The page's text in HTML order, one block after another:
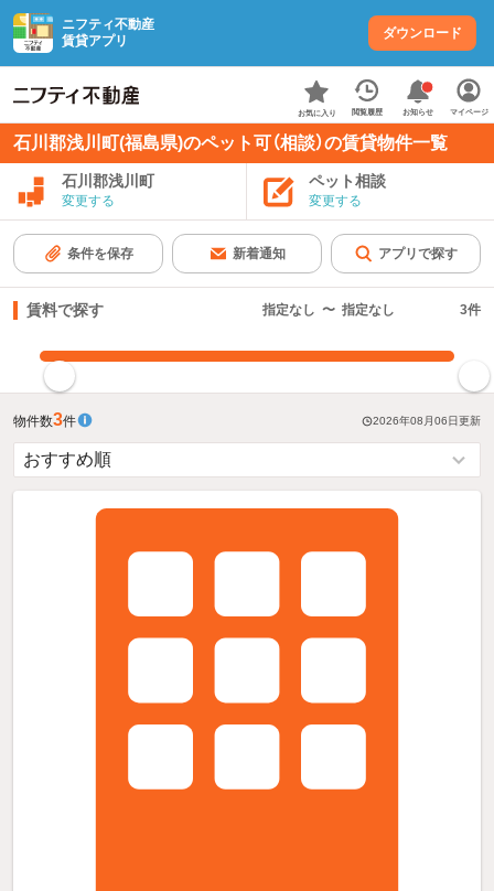
ニフティ不動産
賃貸アプリ
ダウンロード
お気に入り 閲覧履歴 お知らせ マイページ
石川郡浅川町(福島県)のペット可（相談）の賃貸物件一覧
石川郡浅川町
変更する
ペット相談
変更する
条件を保存 新着通知 アプリで探す
賃料で探す 指定なし 〜 指定なし 3件
物件数3件 2026年08月06日更新